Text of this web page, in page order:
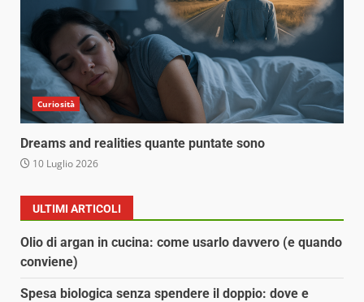
Curiosità
Dreams and realities quante puntate sono
10 Luglio 2026
ULTIMI ARTICOLI
Olio di argan in cucina: come usarlo davvero (e quando
conviene)
Spesa biologica senza spendere il doppio: dove e